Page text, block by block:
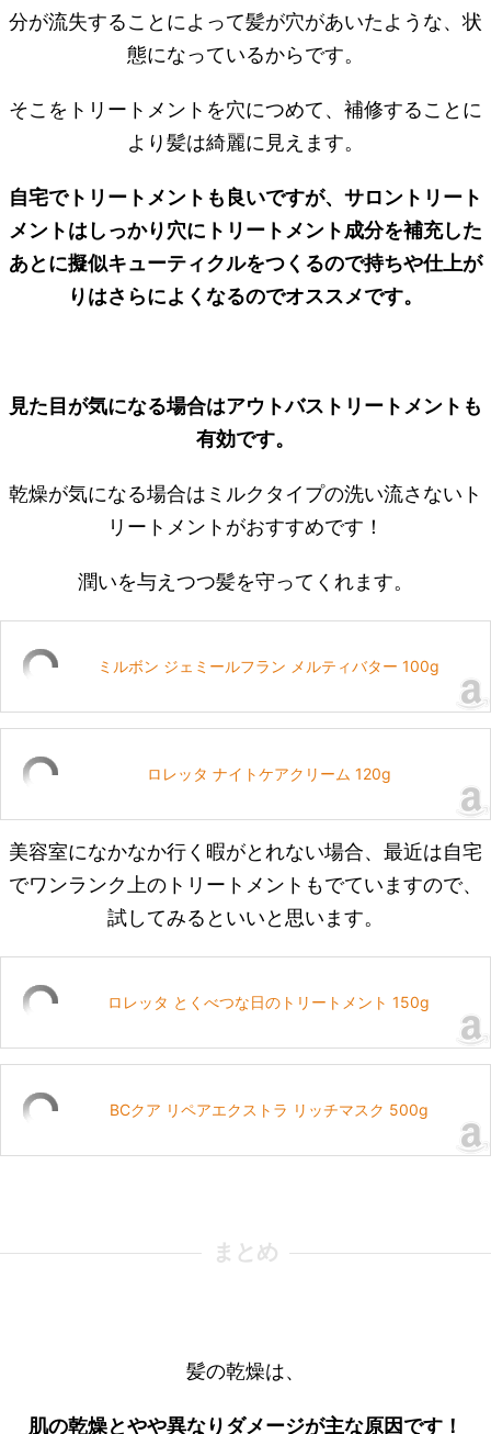
分が流失することによって髪が穴があいたような、状
態になっているからです。
そこをトリートメントを穴につめて、補修することに
より髪は綺麗に見えます。
自宅でトリートメントも良いですが、サロントリート
メントはしっかり穴にトリートメント成分を補充した
あとに擬似キューティクルをつくるので持ちや仕上が
りはさらによくなるのでオススメです。
見た目が気になる場合はアウトバストリートメントも
有効です。
乾燥が気になる場合はミルクタイプの洗い流さないト
リートメントがおすすめです！
潤いを与えつつ髪を守ってくれます。
ミルボン ジェミールフラン メルティバター 100g
ロレッタ ナイトケアクリーム 120g
美容室になかなか行く暇がとれない場合、最近は自宅
でワンランク上のトリートメントもでていますので、
試してみるといいと思います。
ロレッタ とくべつな日のトリートメント 150g
BCクア リペアエクストラ リッチマスク 500g
まとめ
髪の乾燥は、
肌の乾燥とやや異なりダメージが主な原因です！